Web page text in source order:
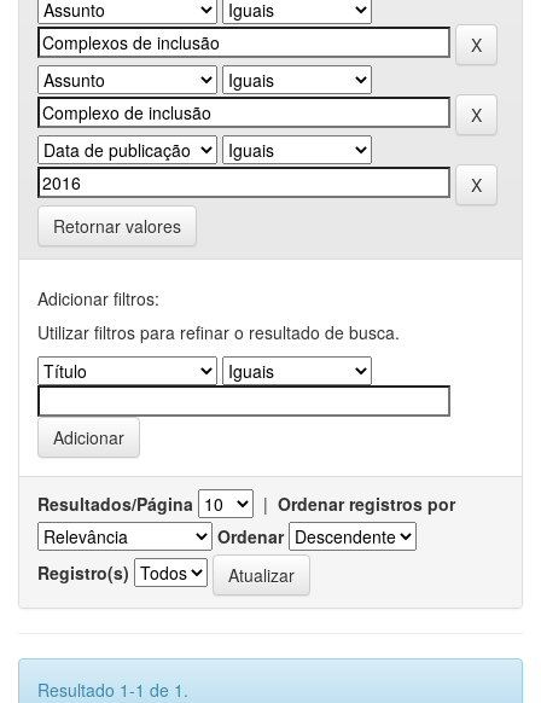
Retornar valores
Adicionar filtros:
Utilizar filtros para refinar o resultado de busca.
Resultados/Página | Ordenar registros por
Ordenar
Registro(s)
Resultado 1-1 de 1.